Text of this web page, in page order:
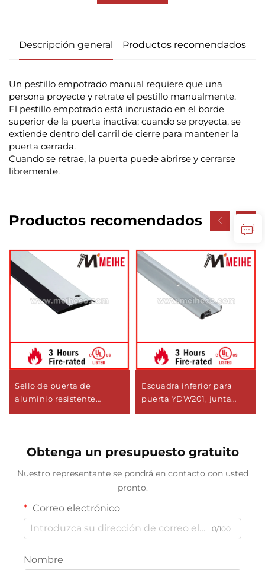
Descripción general Productos recomendados
Un pestillo empotrado manual requiere que una
persona proyecte y retrate el pestillo manualmente.
El pestillo empotrado está incrustado en el borde
superior de la puerta inactiva; cuando se proyecta, se
extiende dentro del carril de cierre para mantener la
puerta cerrada.
Cuando se retrae, la puerta puede abrirse y cerrarse
libremente.
Productos recomendados
Sello de puerta de
aluminio resistente
Escuadra inferior para
puerta YDW201, junta
Obtenga un presupuesto gratuito
Nuestro representante se pondrá en contacto con usted
pronto.
Correo electrónico
0/100
Nombre